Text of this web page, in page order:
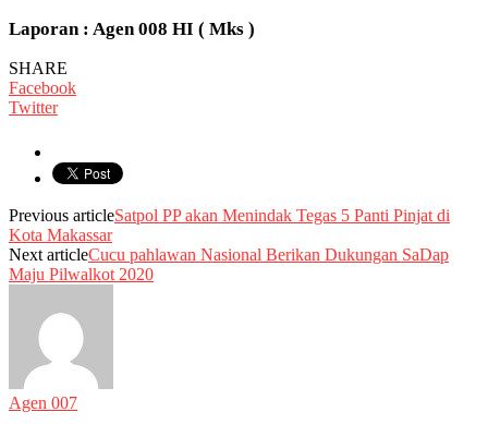
Laporan : Agen 008 HI ( Mks )
SHARE
Facebook
Twitter
Previous articleSatpol PP akan Menindak Tegas 5 Panti Pinjat di
Kota Makassar
Next articleCucu pahlawan Nasional Berikan Dukungan SaDap
Maju Pilwalkot 2020
Agen 007